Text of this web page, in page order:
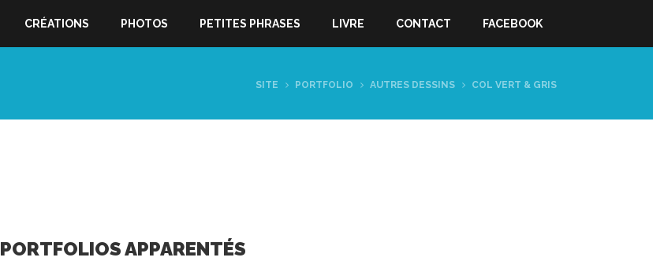
CRÉATIONS PHOTOS PETITES PHRASES LIVRE CONTACT FACEBOOK
SITE PORTFOLIO AUTRES DESSINS COL VERT & GRIS
PORTFOLIOS APPARENTÉS